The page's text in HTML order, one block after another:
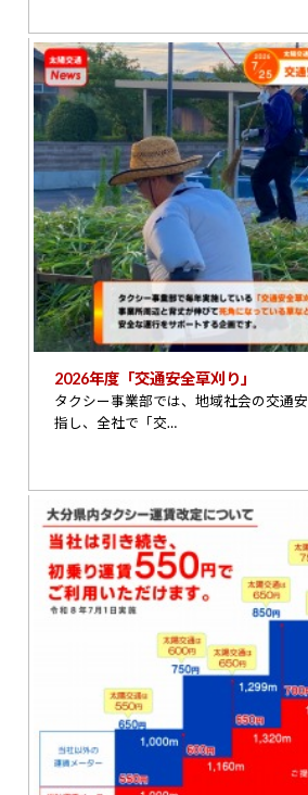
2026年度「交通安全草刈り」
タクシー事業部では、地域社会の交通
指し、全社で「交…